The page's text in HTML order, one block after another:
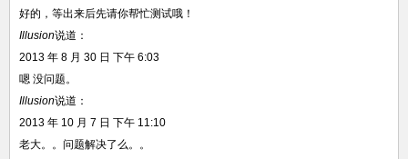
好的，等出来后先请你帮忙测试哦！
Illusion说道：
2013 年 8 月 30 日 下午 6:03
嗯 没问题。
Illusion说道：
2013 年 10 月 7 日 下午 11:10
老大。。问题解决了么。。